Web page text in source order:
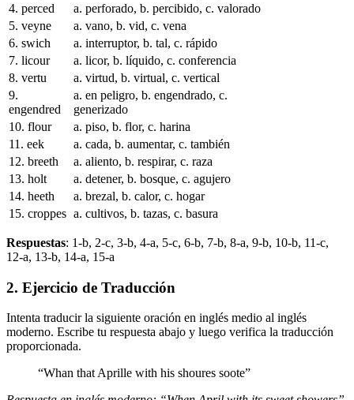
4. perced
a. perforado, b. percibido, c. valorado
5. veyne
a. vano, b. vid, c. vena
6. swich
a. interruptor, b. tal, c. rápido
7. licour
a. licor, b. líquido, c. conferencia
8. vertu
a. virtud, b. virtual, c. vertical
9.
engendred
a. en peligro, b. engendrado, c.
generizado
10. flour
a. piso, b. flor, c. harina
11. eek
a. cada, b. aumentar, c. también
12. breeth
a. aliento, b. respirar, c. raza
13. holt
a. detener, b. bosque, c. agujero
14. heeth
a. brezal, b. calor, c. hogar
15. croppes a. cultivos, b. tazas, c. basura
Respuestas: 1-b, 2-c, 3-b, 4-a, 5-c, 6-b, 7-b, 8-a, 9-b, 10-b, 11-c,
12-a, 13-b, 14-a, 15-a
2. Ejercicio de Traducción
Intenta traducir la siguiente oración en inglés medio al inglés
moderno. Escribe tu respuesta abajo y luego verifica la traducción
proporcionada.
“Whan that Aprille with his shoures soote”